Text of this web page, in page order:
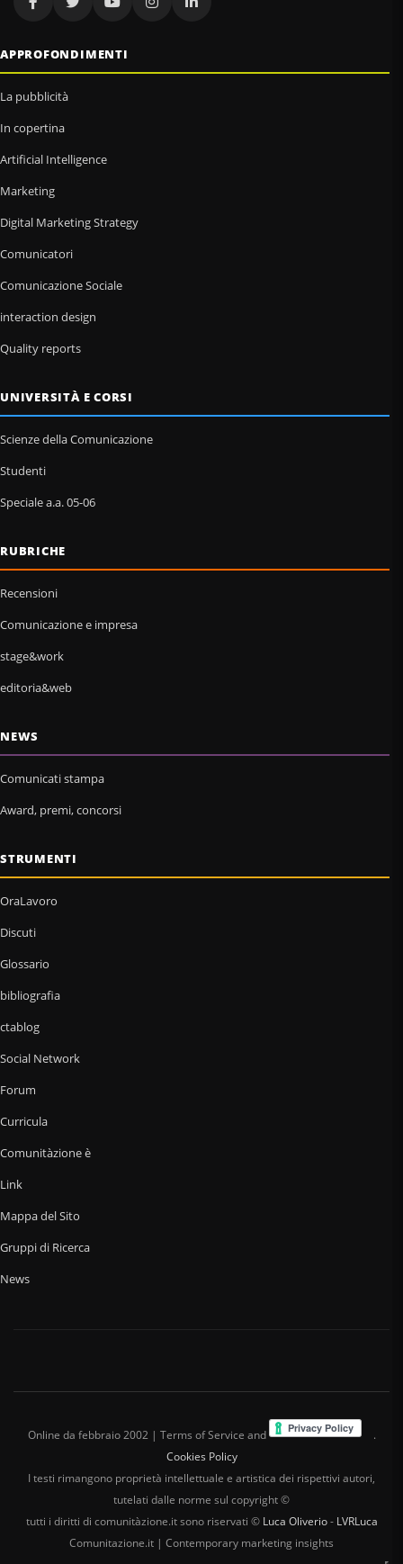
APPROFONDIMENTI
La pubblicità
In copertina
Artificial Intelligence
Marketing
Digital Marketing Strategy
Comunicatori
Comunicazione Sociale
interaction design
Quality reports
UNIVERSITÀ E CORSI
Scienze della Comunicazione
Studenti
Speciale a.a. 05-06
RUBRICHE
Recensioni
Comunicazione e impresa
stage&work
editoria&web
NEWS
Comunicati stampa
Award, premi, concorsi
STRUMENTI
OraLavoro
Discuti
Glossario
bibliografia
ctablog
Social Network
Forum
Curricula
Comunitàzione è
Link
Mappa del Sito
Gruppi di Ricerca
News
Online da febbraio 2002 | Terms of Service and
.
Cookies Policy
I testi rimangono proprietà intellettuale e artistica dei rispettivi autori,
tutelati dalle norme sul copyright ©
tutti i diritti di comunitàzione.it sono riservati © Luca Oliverio- LVRLuca
Comunitazione.it | Contemporary marketing insights